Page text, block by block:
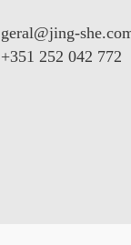
geral@jing-
+351 252 042 772